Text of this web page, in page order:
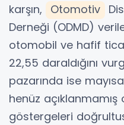
karşın,
Otomotiv
Derneği (ODMD)
otomobil ve hafif
22,55 daraldığını
pazarında ise
henüz
göstergeleri